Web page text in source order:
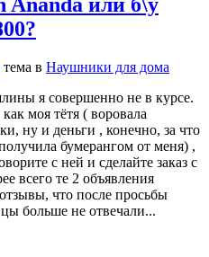
тема в Наушники для дома
я совершенно не в курсе.
моя тётя ( воровала
ну и деньги , конечно, за что
бумерангом от меня) ,
с ней и сделайте заказ с
всего те 2 объявления
что после просьбы
больше не отвечали...